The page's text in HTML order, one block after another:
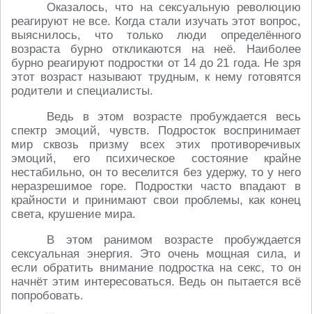
Оказалось, что на сексуальную революцию
реагируют не все. Когда стали изучать этот вопрос,
выяснилось, что только люди определённого
возраста бурно откликаются на неё. Наиболее
бурно реагируют подростки от 14 до 21 года. Не зря
этот возраст называют трудным, к нему готовятся
родители и специалисты.
Ведь в этом возрасте пробуждается весь
спектр эмоций, чувств. Подросток воспринимает
мир сквозь призму всех этих противоречивых
эмоций, его психическое состояние крайне
нестабильно, он то веселится без удержу, то у него
неразрешимое горе. Подростки часто впадают в
крайности и принимают свои проблемы, как конец
света, крушение мира.
В этом ранимом возрасте пробуждается
сексуальная энергия. Это очень мощная сила, и
если обратить внимание подростка на секс, то он
начнёт этим интересоваться. Ведь он пытается всё
попробовать.